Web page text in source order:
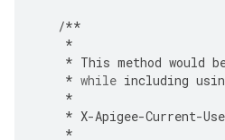
/**
*
* This method would
* while including
*
* X-Apigee-Current-
*